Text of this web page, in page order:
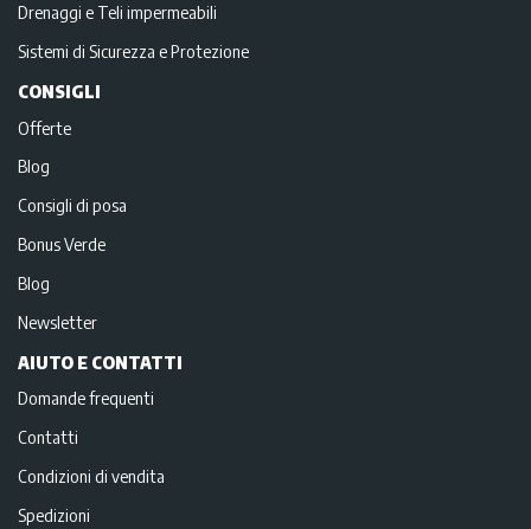
Drenaggi e Teli impermeabili
Sistemi di Sicurezza e Protezione
CONSIGLI
Offerte
Blog
Consigli di posa
Bonus Verde
Blog
Newsletter
AIUTO E CONTATTI
Domande frequenti
Contatti
Condizioni di vendita
Spedizioni